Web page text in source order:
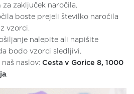
zaključek naročila.
boste prejeli številko naročila
vzorci.
nalepite ali napišite
bodo vzorci sledljivi.
naslov: Cesta v Gorice 8, 1000
.